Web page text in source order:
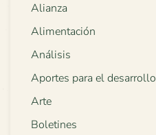
Alianza
Alimentación
Análisis
Aportes para el desarrollo
Arte
Boletines